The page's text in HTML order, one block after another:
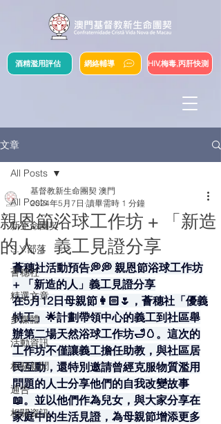
網絡輔導
酒精濫用評估 HIV,梅毒,丙肝快測
文章
All Posts
新生命團契
S.Y.部落
薈穗社
精選文章
多媒體
活動資訊
相關新聞
通告
相關資訊
All Posts
親恩節浴球工作坊 + 「新造
的人」義工見證分享
基督教新生命團契 澳門
2024年5月7日 讀畢需時 1 分鐘
薈穗社活動預告💭💭 親恩節浴球工作坊
+ 「新造的人」義工見證分享
在5月12日母親節👩🏻🌷，薈穗社「優義
特工」🌟計劃帶領中心的義工到社區舉
辦第二場天然浴球工作坊🛁🥚。這次的
工作坊不僅讓義工擔任助教，與社區居
民互動，還特別邀請曾經克服物質濫用
問題的人士分享他們的自我改變故事
📖。並以他們作為兒女，與大家分享在
家庭中的生活見證，為母親節增添更多